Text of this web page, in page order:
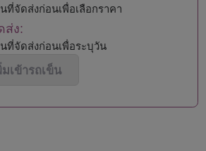
ช
สมุทรสาคร
สิงห์บุรี
ที่จัดส่งก่อนเพื่อเลือกราคา
ส่ง:
ที่จัดส่งก่อนเพื่อระบุวัน
มเข้ารถเข็น